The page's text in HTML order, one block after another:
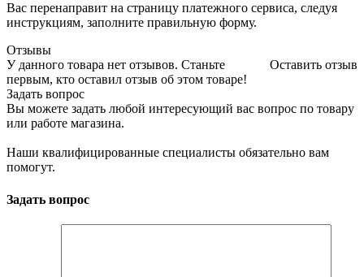
Вас перенаправит на страницу платежного сервиса, следуя
инструкциям, заполните правильную форму.
Отзывы
Оставить отзыв
У данного товара нет отзывов. Станьте
первым, кто оставил отзыв об этом товаре!
Задать вопрос
Вы можете задать любой интересующий вас вопрос по товару
или работе магазина.
Наши квалифицированные специалисты обязательно вам
помогут.
Задать вопрос